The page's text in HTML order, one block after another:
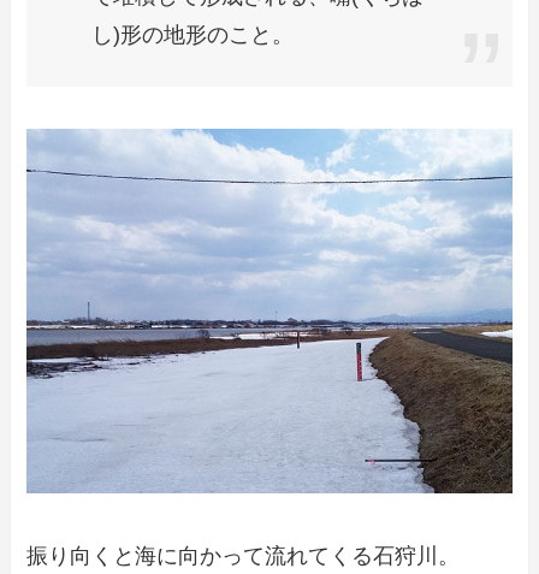
し)形の地形のこと。
振り向くと海に向かって流れてくる石狩川。